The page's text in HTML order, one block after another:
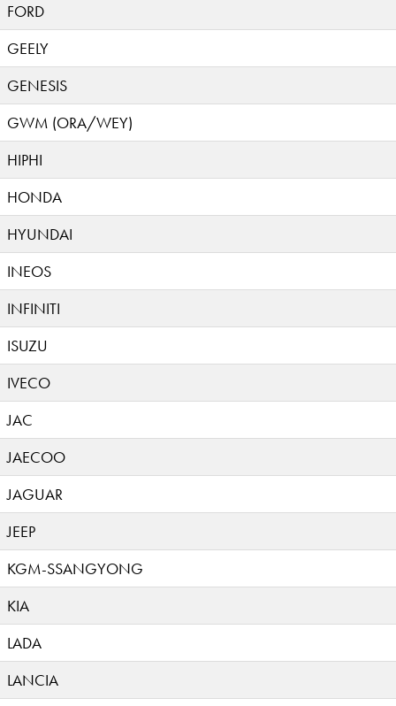
FORD
GEELY
GENESIS
GWM (ORA/WEY)
HIPHI
HONDA
HYUNDAI
INEOS
INFINITI
ISUZU
IVECO
JAC
JAECOO
JAGUAR
JEEP
KGM-SSANGYONG
KIA
LADA
LANCIA